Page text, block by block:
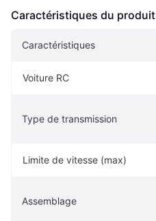
Caractéristiques du produit
Caractéristiques
Voiture RC
Type de transmission
Limite de vitesse (max)
Assemblage